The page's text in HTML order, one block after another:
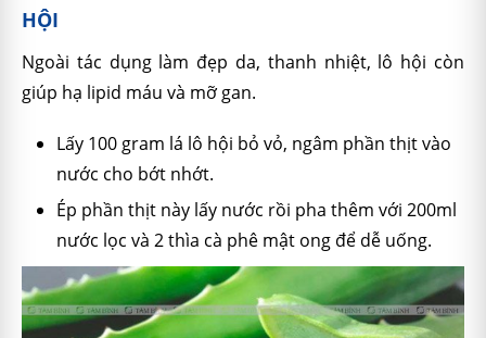
HỘI
Ngoài tác dụng làm đẹp da, thanh nhiệt, lô hội còn
giúp hạ lipid máu và mỡ gan.
Lấy 100 gram lá lô hội bỏ vỏ, ngâm phần thịt vào
nước cho bớt nhớt.
Ép phần thịt này lấy nước rồi pha thêm với 200ml
nước lọc và 2 thìa cà phê mật ong để dễ uống.